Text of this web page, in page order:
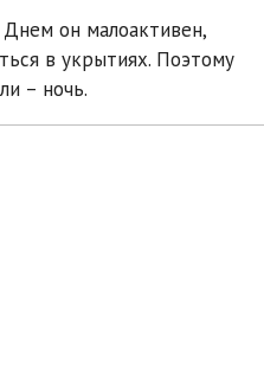
он малоактивен,
в укрытиях. Поэтому
– ночь.